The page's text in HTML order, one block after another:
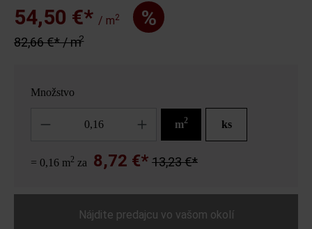
54,50 €* / m2 %
82,66 €* / m2
Množstvo
m2 ks
= 0,16 m2 za 8,72 €* 13,23 €*
Nájdite predajcu vo vašom okolí